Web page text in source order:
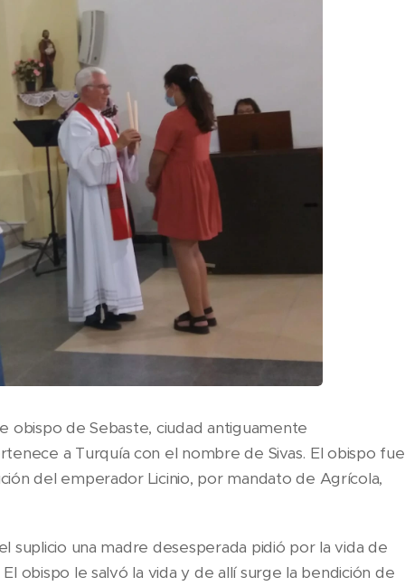
obispo de Sebaste, ciudad antiguamente
a Turquía con el nombre de Sivas. El obispo fue
del emperador Licinio, por mandato de Agrícola,
suplicio una madre desesperada pidió por la vida de
obispo le salvó la vida y de allí surge la bendición de